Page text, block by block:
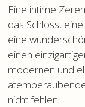
Eine intime
das Schloss,
eine
einen
modernen und
nicht fehlen.